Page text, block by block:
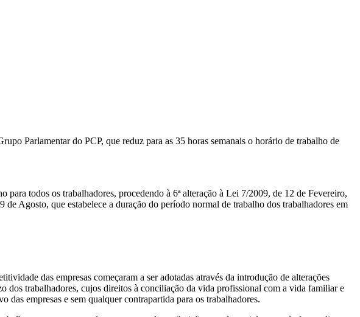
Parlamentar do PCP, que reduz para as 35 horas semanais o horário de trabalho de
todos os trabalhadores, procedendo à 6ª alteração à Lei 7/2009, de 12 de Fevereiro,
Agosto, que estabelece a duração do período normal de trabalho dos trabalhadores em
das empresas começaram a ser adotadas através da introdução de alterações
dos trabalhadores, cujos direitos à conciliação da vida profissional com a vida familiar e
das empresas e sem qualquer contrapartida para os trabalhadores.